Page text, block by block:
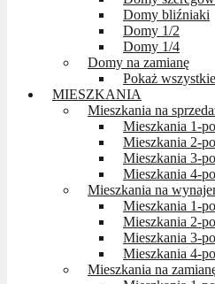
Domy bliźniaki
Domy 1/2
Domy 1/4
Domy na zamianę
Pokaż
MIESZKANIA
Mieszkania na
Mieszkania 1-
Mieszkania 2-
Mieszkania 3-
Mieszkania 4-
Mieszkania na
Mieszkania 1-
Mieszkania 2-
Mieszkania 3-
Mieszkania 4-
Mieszkania na